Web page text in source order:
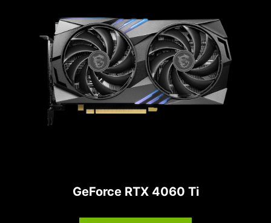
GeForce RTX 4060 Ti